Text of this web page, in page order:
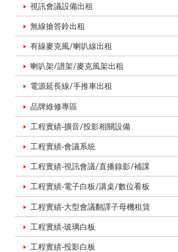
視訊會議設備出租
無線搶答鈴出租
有線麥克風/喇叭線出租
喇叭架/譜架/麥克風架出租
電源延長線/手推車出租
品牌維修專區
工程實績-擴音/投影相關設備
工程實績-會議系統
工程實績-視訊會議/直播錄影/補課
工程實績-電子白板/講桌/數位看板
工程實績-大型會議翻譯子母機租賃
工程實績-玻璃白板
工程實績-投影白板